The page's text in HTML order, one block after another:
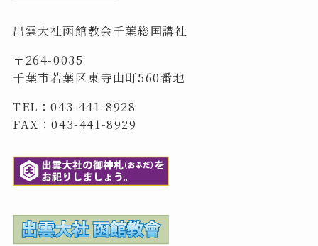
出雲大社函館教会千葉総国講社
〒264-0035
千葉市若葉区東寺山町560番地
TEL：043-441-8928
FAX：043-441-8929